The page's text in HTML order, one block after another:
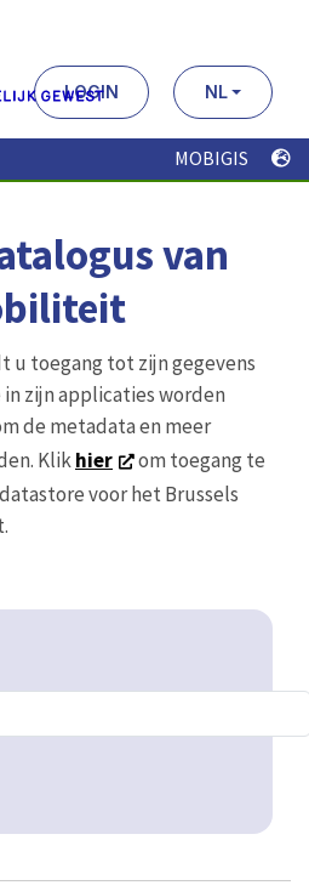
LOGIN NL
MOBIGIS
van
u toegang tot zijn gegevens
zijn applicaties worden
de metadata en meer
Klikhier
om toegang te
voor het Brussels